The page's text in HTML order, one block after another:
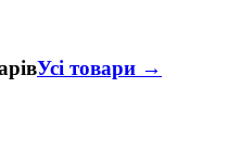
Усі товари →